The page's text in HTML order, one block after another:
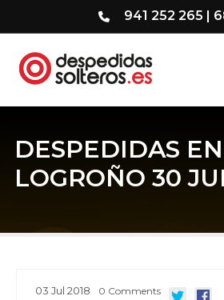
941 252 265 |
DESPEDIDAS EN
LOGROÑO 30
03 Jul 2018 0 Comments